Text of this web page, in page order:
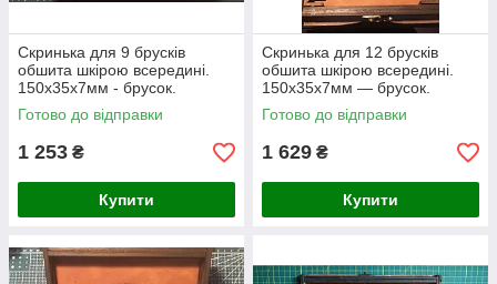
Скринька для 9 брусків
обшита шкірою всередині.
150х35х7мм - брусок.
Готово до відправки
1 253 ₴
Купити
Скринька для 12 брусків
обшита шкірою всередині.
150х35х7мм — брусок.
Готово до відправки
1 629 ₴
Купити